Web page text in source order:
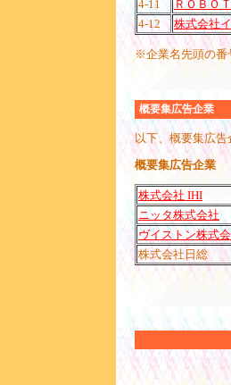
4-11
ＲＯＢＯ
4-12
株式会社
※企業名先頭の番
概要集広告企業
以下、概要集広告
概要集広告企業
株式会社 IHI
ニッタ株式会社
ヴイストン株式
株式会社日総